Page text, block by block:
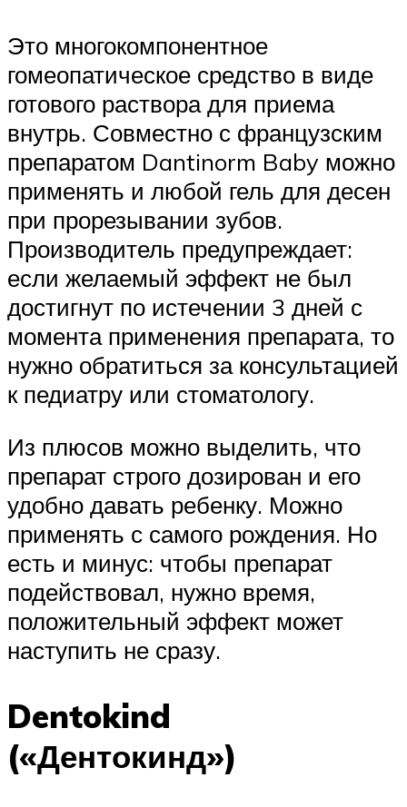
Это многокомпонентное
гомеопатическое средство в виде
готового раствора для приема
внутрь. Совместно с французским
препаратом Dantinorm Baby можно
применять и любой гель для десен
при прорезывании зубов.
Производитель предупреждает:
если желаемый эффект не был
достигнут по истечении 3 дней с
момента применения препарата, то
нужно обратиться за консультацией
к педиатру или стоматологу.
Из плюсов можно выделить, что
препарат строго дозирован и его
удобно давать ребенку. Можно
применять с самого рождения. Но
есть и минус: чтобы препарат
подействовал, нужно время,
положительный эффект может
наступить не сразу.
Dentokind
(«Дентокинд»)